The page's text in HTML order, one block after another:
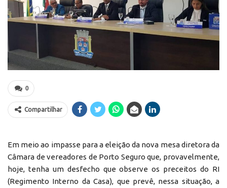
0
Compartilhar
Em meio ao impasse para a eleição da nova mesa diretora da
Câmara de vereadores de Porto Seguro que, provavelmente,
hoje, tenha um desfecho que observe os preceitos do RI
(Regimento Interno da Casa), que prevê, nessa situação, a